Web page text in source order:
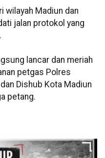
wilayah Madiun dan
jalan protokol yang
lancar dan meriah
petgas Polres
Dishub Kota Madiun
petang.